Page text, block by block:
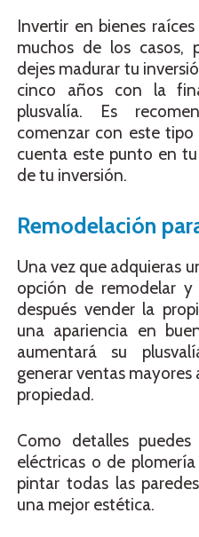
Invertir en bienes
muchos de los casos,
dejes madurar tu
cinco años con la
plusvalía. Es
comenzar con este
cuenta este punto en
de tu inversión.
Remodelación
Una vez que adquieras
opción de remodelar
después vender la
una apariencia en
aumentará su
generar ventas
propiedad.
Como detalles
eléctricas o de
pintar todas las
una mejor estética.